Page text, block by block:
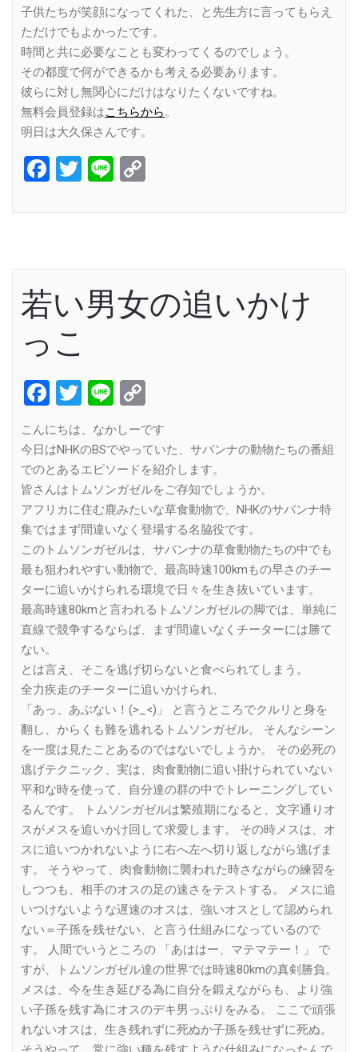
子供たちが笑顔になってくれた、と先生方に言ってもらえ
ただけでもよかったです。
時間と共に必要なことも変わってくるのでしょう。
その都度で何ができるかも考える必要あります。
彼らに対し無関心にだけはなりたくないですね。
無料会員登録はこちらから。
明日は大久保さんです。
Facebook
Twitter
Line
若い男女の追いかけ
っこ
Facebook
Twitter
Line
Link
こんにちは、なかしーです
今日はNHKのBSでやっていた、サバンナの動物たちの番組
でのとあるエピソードを紹介します。
皆さんはトムソンガゼルをご存知でしょうか。
アフリカに住む鹿みたいな草食動物で、NHKのサバンナ特
集ではまず間違いなく登場する名脇役です。
このトムソンガゼルは、サバンナの草食動物たちの中でも
最も狙われやすい動物で、最高時速100kmもの早さのチー
ターに追いかけられる環境で日々を生き抜いています。
最高時速80kmと言われるトムソンガゼルの脚では、単純に
直線で競争するならば、まず間違いなくチーターには勝て
ない。
とは言え、そこを逃げ切らないと食べられてしまう。
全力疾走のチーターに追いかけられ、
「あっ、あぶない！(>_<)」 と言うところでクルリと身を
翻し、からくも難を逃れるトムソンガゼル。 そんなシーン
を一度は見たことあるのではないでしょうか。 その必死の
逃げテクニック、実は、肉食動物に追い掛けられていない
平和な時を使って、自分達の群の中でトレーニングしてい
るんです。 トムソンガゼルは繁殖期になると、文字通りオ
スがメスを追いかけ回して求愛します。 その時メスは、オ
スに追いつかれないように右へ左へ切り返しながら逃げま
す。 そうやって、肉食動物に襲われた時さながらの練習を
しつつも、相手のオスの足の速さをテストする。 メスに追
いつけないような遅速のオスは、強いオスとして認められ
ない＝子孫を残せない、と言う仕組みになっているので
す。 人間でいうところの 「あははー、マテマテー！」 で
すが、トムソンガゼル達の世界では時速80kmの真剣勝負。
メスは、今を生き延びる為に自分を鍛えながらも、より強
い子孫を残す為にオスのデキ男っぷりをみる。 ここで頑張
れないオスは、生き残れずに死ぬか子孫を残せずに死ぬ。